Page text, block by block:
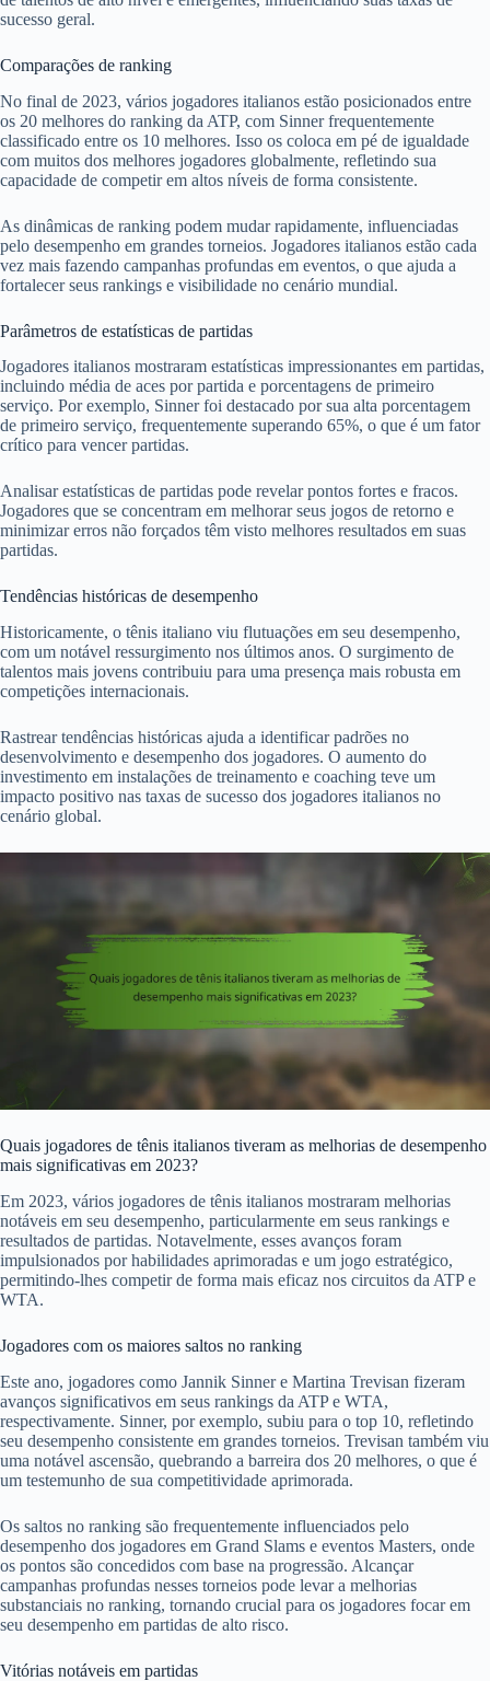
sucesso geral.
Comparações de ranking
No final de 2023, vários jogadores italianos estão posicionados entre
os 20 melhores do ranking da ATP, com Sinner frequentemente
classificado entre os 10 melhores. Isso os coloca em pé de igualdade
com muitos dos melhores jogadores globalmente, refletindo sua
capacidade de competir em altos níveis de forma consistente.
As dinâmicas de ranking podem mudar rapidamente, influenciadas
pelo desempenho em grandes torneios. Jogadores italianos estão cada
vez mais fazendo campanhas profundas em eventos, o que ajuda a
fortalecer seus rankings e visibilidade no cenário mundial.
Parâmetros de estatísticas de partidas
Jogadores italianos mostraram estatísticas impressionantes em partidas,
incluindo média de aces por partida e porcentagens de primeiro
serviço. Por exemplo, Sinner foi destacado por sua alta porcentagem
de primeiro serviço, frequentemente superando 65%, o que é um fator
crítico para vencer partidas.
Analisar estatísticas de partidas pode revelar pontos fortes e fracos.
Jogadores que se concentram em melhorar seus jogos de retorno e
minimizar erros não forçados têm visto melhores resultados em suas
partidas.
Tendências históricas de desempenho
Historicamente, o tênis italiano viu flutuações em seu desempenho,
com um notável ressurgimento nos últimos anos. O surgimento de
talentos mais jovens contribuiu para uma presença mais robusta em
competições internacionais.
Rastrear tendências históricas ajuda a identificar padrões no
desenvolvimento e desempenho dos jogadores. O aumento do
investimento em instalações de treinamento e coaching teve um
impacto positivo nas taxas de sucesso dos jogadores italianos no
cenário global.
Quais jogadores de tênis italianos tiveram as melhorias de desempenho
mais significativas em 2023?
Em 2023, vários jogadores de tênis italianos mostraram melhorias
notáveis em seu desempenho, particularmente em seus rankings e
resultados de partidas. Notavelmente, esses avanços foram
impulsionados por habilidades aprimoradas e um jogo estratégico,
permitindo-lhes competir de forma mais eficaz nos circuitos da ATP e
WTA.
Jogadores com os maiores saltos no ranking
Este ano, jogadores como Jannik Sinner e Martina Trevisan fizeram
avanços significativos em seus rankings da ATP e WTA,
respectivamente. Sinner, por exemplo, subiu para o top 10, refletindo
seu desempenho consistente em grandes torneios. Trevisan também viu
uma notável ascensão, quebrando a barreira dos 20 melhores, o que é
um testemunho de sua competitividade aprimorada.
Os saltos no ranking são frequentemente influenciados pelo
desempenho dos jogadores em Grand Slams e eventos Masters, onde
os pontos são concedidos com base na progressão. Alcançar
campanhas profundas nesses torneios pode levar a melhorias
substanciais no ranking, tornando crucial para os jogadores focar em
seu desempenho em partidas de alto risco.
Vitórias notáveis em partidas